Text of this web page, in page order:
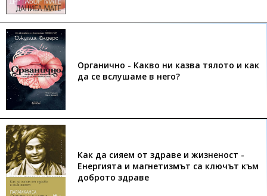
Органично - Какво ни казва тялото и как
да се вслушаме в него?
Как да сияем от здраве и жизненост -
Енергията и магнетизмът са ключът към
доброто здраве